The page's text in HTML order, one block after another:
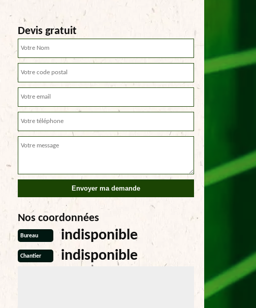
Devis gratuit
Nos coordonnées
Bureau indisponible
Chantier indisponible